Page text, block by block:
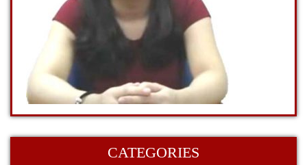
CATEGORIES